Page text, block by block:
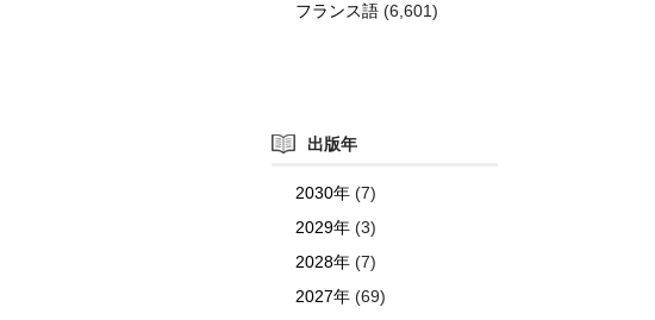
フランス語 (6,601)
出版年
2030年 (7)
2029年 (3)
2028年 (7)
2027年 (69)